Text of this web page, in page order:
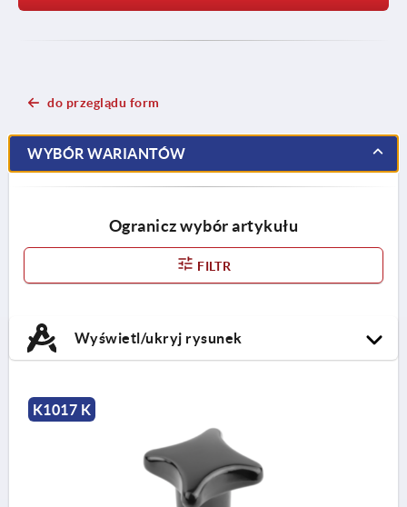
do przeglądu form
WYBÓR WARIANTÓW
Ogranicz wybór artykułu
FILTR
Wyświetl/ukryj rysunek
K1017 K